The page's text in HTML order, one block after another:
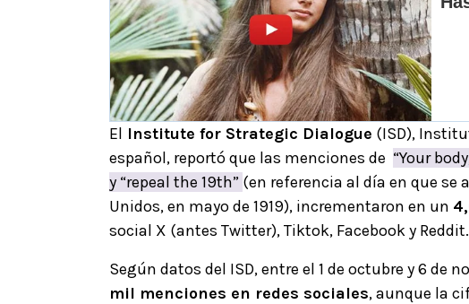
El Institute for Strategic Dialogue (ISD),
español, reportó que las menciones de “Your
y “repeal the 19th” (en referencia al día en que se
Unidos, en mayo de 1919), incrementaron en un
social X (antes Twitter), Tiktok, Facebook y Reddit.
Según datos del ISD, entre el 1 de octubre y 6 de
mil menciones en redes sociales, aunque la